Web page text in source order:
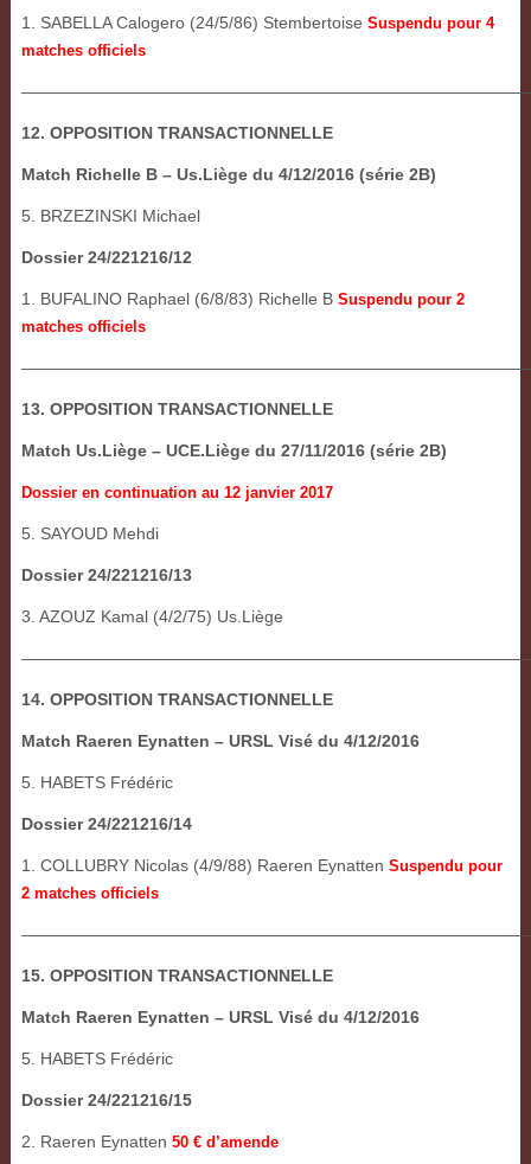
1. SABELLA Calogero (24/5/86) Stembertoise Suspendu pour 4
matches officiels
12. OPPOSITION TRANSACTIONNELLE
Match Richelle B – Us.Liège du 4/12/2016 (série 2B)
5. BRZEZINSKI Michael
Dossier 24/221216/12
1. BUFALINO Raphael (6/8/83) Richelle B Suspendu pour 2
matches officiels
13. OPPOSITION TRANSACTIONNELLE
Match Us.Liège – UCE.Liège du 27/11/2016 (série 2B)
Dossier en continuation au 12 janvier 2017
5. SAYOUD Mehdi
Dossier 24/221216/13
3. AZOUZ Kamal (4/2/75) Us.Liège
14. OPPOSITION TRANSACTIONNELLE
Match Raeren Eynatten – URSL Visé du 4/12/2016
5. HABETS Frédéric
Dossier 24/221216/14
1. COLLUBRY Nicolas (4/9/88) Raeren Eynatten Suspendu pour
2 matches officiels
15. OPPOSITION TRANSACTIONNELLE
Match Raeren Eynatten – URSL Visé du 4/12/2016
5. HABETS Frédéric
Dossier 24/221216/15
2. Raeren Eynatten 50 € d’amende